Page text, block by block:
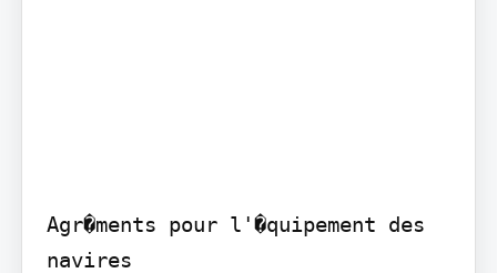
Agr�ments pour l'�quipement des
navires